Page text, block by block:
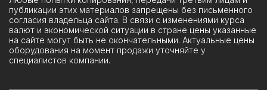
публикации этих материалов запрещены без письменного
согласия владельца сайта. В связи с изменениями курса
валют и экономической ситуации в стране цены указанные
на сайте могут быть не окончательными. Актуальные цены
оборудования на момент продажи уточняйте у
специалистов компании.